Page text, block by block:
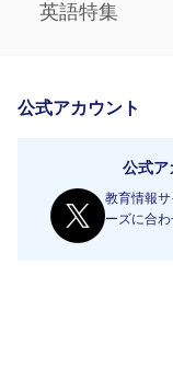
英語特集
公式アカウント
公式ア
教育情報
ーズに合